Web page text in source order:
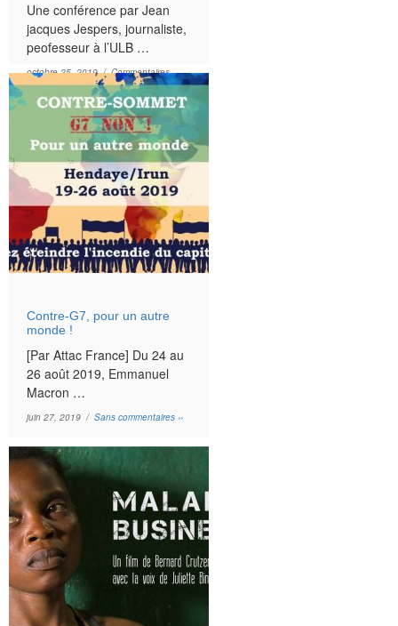
Une conférence par Jean
jacques Jespers, journaliste,
peofesseur à l’ULB …
octobre 25, 2019 /Commentaires
ferméssur Les réseaux numériques et informations. Danger pour la démocratie ou danger
Contre-G7, pour un autre
monde !
[Par Attac France] Du 24 au
26 août 2019, Emmanuel
Macron …
juin 27, 2019 / Sans commentaires ››